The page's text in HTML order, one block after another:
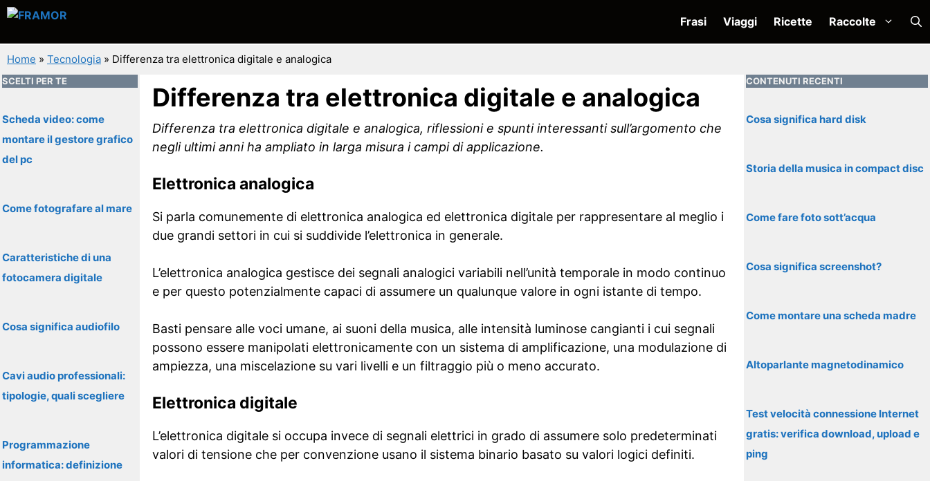
Vai
contenuto
Frasi Viaggi Ricette Raccolte
Home » Tecnologia » Differenza tra elettronica digitale e analogica
Differenza tra elettronica digitale e analogica
Differenza tra elettronica digitale e analogica, riflessioni e spunti interessanti sull’argomento che
negli ultimi anni ha ampliato in larga misura i campi di applicazione.
Elettronica analogica
Si parla comunemente di elettronica analogica ed elettronica digitale per rappresentare al meglio i
due grandi settori in cui si suddivide l’elettronica in generale.
L’elettronica analogica gestisce dei segnali analogici variabili nell’unità temporale in modo continuo
e per questo potenzialmente capaci di assumere un qualunque valore in ogni istante di tempo.
Basti pensare alle voci umane, ai suoni della musica, alle intensità luminose cangianti i cui segnali
possono essere manipolati elettronicamente con un sistema di amplificazione, una modulazione di
ampiezza, una miscelazione su vari livelli e un filtraggio più o meno accurato.
Elettronica digitale
L’elettronica digitale si occupa invece di segnali elettrici in grado di assumere solo predeterminati
valori di tensione che per convenzione usano il sistema binario basato su valori logici definiti.
SCELTI PER TE
Scheda video: come
montare il gestore grafico
del pc
Come fotografare al mare
Caratteristiche di una
fotocamera digitale
Cosa significa audiofilo
Cavi audio professionali:
tipologie, quali scegliere
Programmazione
informatica: definizione
CONTENUTI RECENTI
Cosa significa hard disk
Storia della musica in compact disc
Come fare foto sott’acqua
Cosa significa screenshot?
Come montare una scheda madre
Altoparlante magnetodinamico
Test velocità connessione Internet
gratis: verifica download, upload e
ping